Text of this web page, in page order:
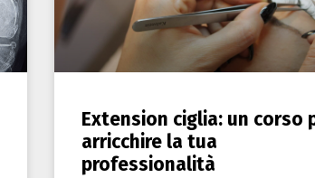
Extension ciglia: un corso
arricchire la tua
professionalità